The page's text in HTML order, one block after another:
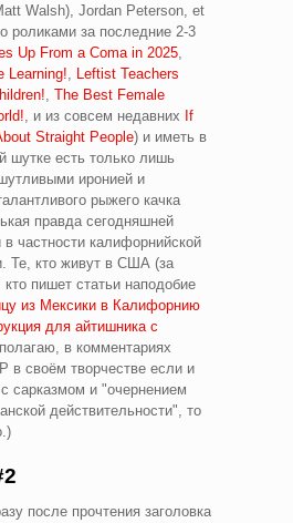
Walsh), Jordan Peterson, et
роликами за последние 2-3
Up From a Coma in 2025,
Learning!, Leftist Teachers
, The Best Female
, и из совсем недавних If
Straight People) и иметь в
шутке есть только лишь
иронией и
рыжего качка
правда сегодняшней
частности калифорнийской
Те, кто живут в США (за
пишет статьи наподобие
из Мексики в Калифорнию
для айтишника с
в комментариях
в своём творчестве если и
с сарказмом и "очернением
действительности", то
после прочтения заголовка